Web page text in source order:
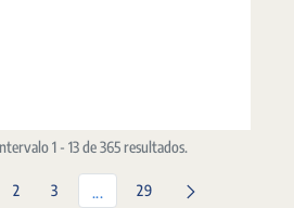
1 - 13 de 365 resultados.
Página
2 Página
3 ... Páginas intermedias Use
Página
29